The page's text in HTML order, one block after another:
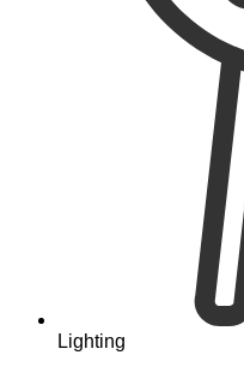
Lighting